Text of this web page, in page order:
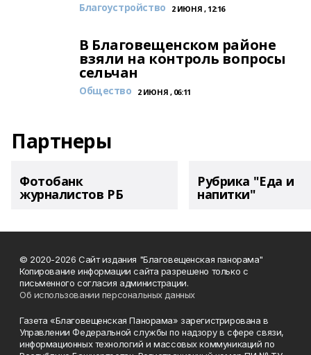
Благоустройство 2 ИЮНЯ , 12:16
В Благовещенском районе
взяли на контроль вопросы
сельчан
Общество 2 ИЮНЯ , 06:11
Партнеры
Фотобанк
журналистов РБ
Рубрика "Еда и
напитки"
© 2020-2026 Сайт издания "Благовещенская панорама"
Копирование информации сайта разрешено только с
письменного согласия администрации.
Об использовании персональных данных
Газета «Благовещенская Панорама» зарегистрирована в
Управлении Федеральной службы по надзору в сфере связи,
информационных технологий и массовых коммуникаций по